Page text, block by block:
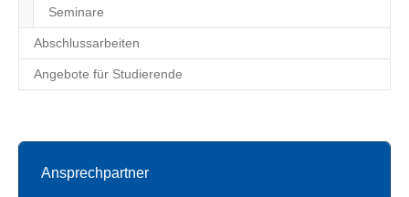
Seminare
Abschlussarbeiten
Angebote für Studierende
Ansprechpartner